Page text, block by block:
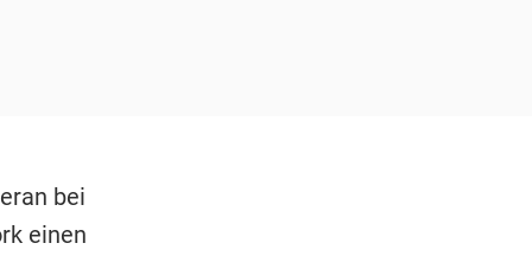
bei
einen